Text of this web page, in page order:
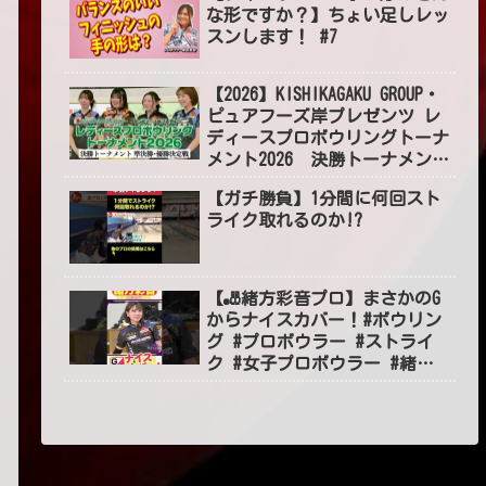
な形ですか？】ちょい足しレッ
スンします！ #7
【2026】KISHIKAGAKU GROUP・
ピュアフーズ岸プレゼンツ レ
ディースプロボウリングトーナ
メント2026 決勝トーナメント
【ガチ勝負】1分間に何回スト
ライク取れるのか!?
【🎳緒方彩音プロ】まさかのG
からナイスカバー！#ボウリン
グ #プロボウラー #ストライ
ク #女子プロボウラー #緒方